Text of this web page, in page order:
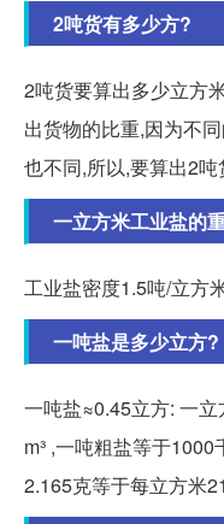
2吨货有多少方?
2吨货要算出多少立方
出货物的比重,因为不
也不同,所以,要算出2吨
一立方米工业盐的
工业盐密度1.5吨/立方
一吨盐是多少立方?
一吨盐≈0.45立方: 一
m³ ,一吨粗盐等于
2.165克等于每立方米